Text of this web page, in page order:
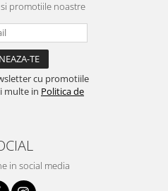
promotiile noastre
cu promotiile
multe in Politica de
in social media